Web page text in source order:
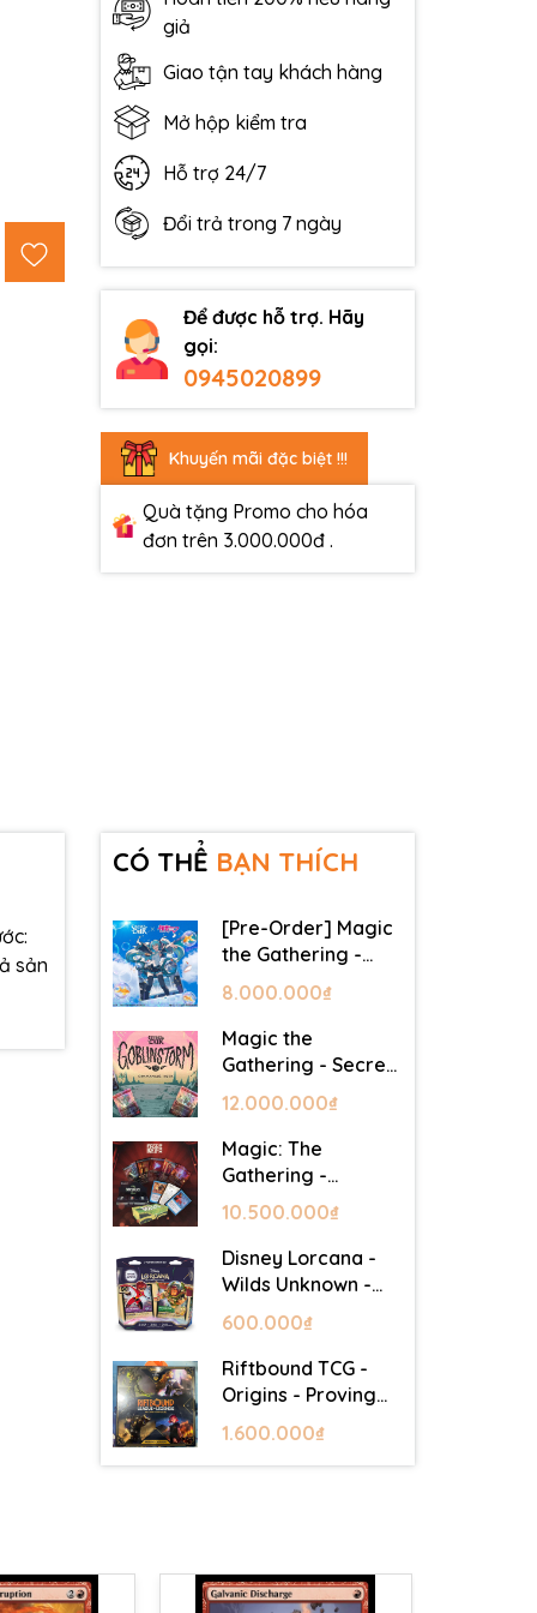
giả
Giao tận tay khách hàng
Mở hộp kiểm tra
Hỗ trợ 24/7
Đổi trả trong 7 ngày
Để được hỗ trợ. Hãy
gọi:
0945020899
Khuyến mãi đặc biệt !!!
Quà tặng Promo cho hóa
đơn trên 3.000.000đ .
sản
CÓ THỂ BẠN THÍCH
[Pre-Order] Magic
the Gathering -
Secret Lair -
Commander Deck:
Hatsune Miku
8.000.000₫
Magic the
Gathering - Secret
Lair - Commander
Deck: Goblin Storm
12.000.000₫
Magic: The
Gathering -
Mystery Booster 2
- Festival in a Box
(Las Vegas 2026)
10.500.000₫
Disney Lorcana -
Wilds Unknown -
Starter Set
600.000₫
Riftbound TCG -
Origins - Proving
Grounds Box Set
1.600.000₫